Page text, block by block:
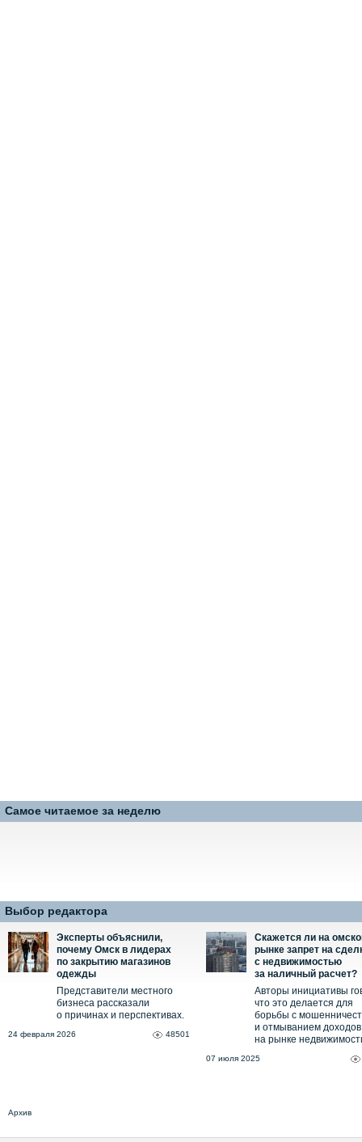
Самое читаемое за неделю
Выбор редактора
Эксперты объяснили,
почему Омск в лидерах
по закрытию магазинов
одежды
Представители местного
бизнеса рассказали
о причинах и перспективах.
24 февраля 2026 48501
Скажется ли на
рынке запрет на
с недвижимостью
за наличный расчет?
Авторы инициативы
что это делается для
борьбы с
и отмыванием доходов
на рынке
07 июля 2025
Архив